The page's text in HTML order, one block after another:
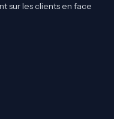
sur les clients en face